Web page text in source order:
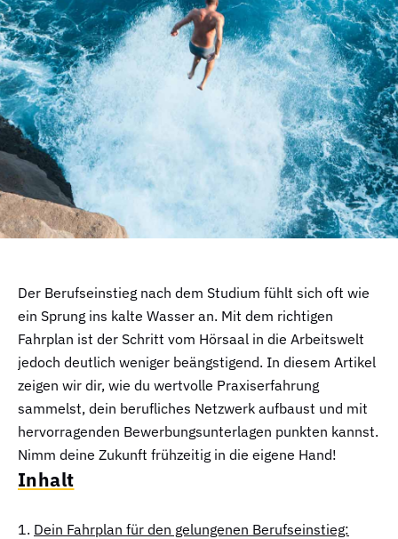
Der Berufseinstieg nach dem Studium fühlt sich oft wie
ein Sprung ins kalte Wasser an. Mit dem richtigen
Fahrplan ist der Schritt vom Hörsaal in die Arbeitswelt
jedoch deutlich weniger beängstigend. In diesem Artikel
zeigen wir dir, wie du wertvolle Praxiserfahrung
sammelst, dein berufliches Netzwerk aufbaust und mit
hervorragenden Bewerbungsunterlagen punkten kannst.
Nimm deine Zukunft frühzeitig in die eigene Hand!
Inhalt
Dein Fahrplan für den gelungenen Berufseinstieg: